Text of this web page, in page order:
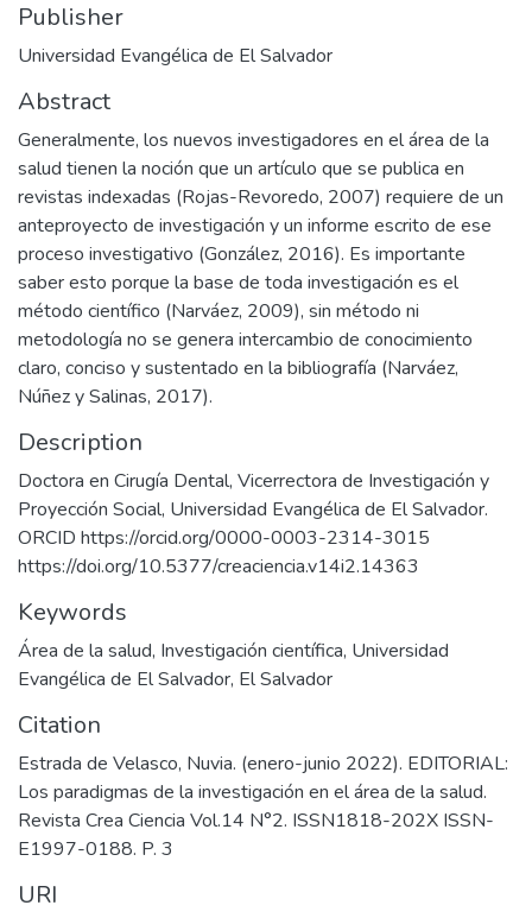
Publisher
Universidad Evangélica de El Salvador
Abstract
Generalmente, los nuevos investigadores en el área de la
salud tienen la noción que un artículo que se publica en
revistas indexadas (Rojas-Revoredo, 2007) requiere de un
anteproyecto de investigación y un informe escrito de ese
proceso investigativo (González, 2016). Es importante
saber esto porque la base de toda investigación es el
método científico (Narváez, 2009), sin método ni
metodología no se genera intercambio de conocimiento
claro, conciso y sustentado en la bibliografía (Narváez,
Núñez y Salinas, 2017).
Description
Doctora en Cirugía Dental, Vicerrectora de Investigación y
Proyección Social, Universidad Evangélica de El Salvador.
ORCID https://orcid.org/0000-0003-2314-3015
https://doi.org/10.5377/creaciencia.v14i2.14363
Keywords
Área de la salud, Investigación científica, Universidad
Evangélica de El Salvador, El Salvador
Citation
Estrada de Velasco, Nuvia. (enero-junio 2022). EDITORIAL:
Los paradigmas de la investigación en el área de la salud.
Revista Crea Ciencia Vol.14 N°2. ISSN1818-202X ISSN-
E1997-0188. P. 3
URI